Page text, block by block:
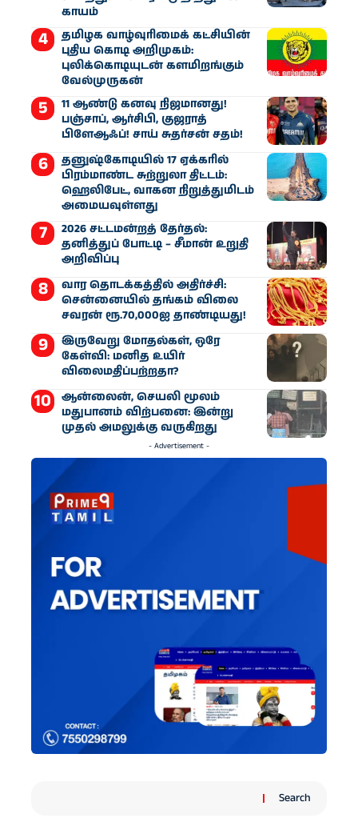
காயம்
தமிழக வாழ்வுரிமைக் கட்சியின்
புதிய கொடி அறிமுகம்:
புலிக்கொடியுடன் களமிறங்கும்
வேல்முருகன்
11 ஆண்டு கனவு நிஜமானது!
பஞ்சாப், ஆர்சிபி, குஜராத்
பிளேஆஃப்! சாய் சுதர்சன் சதம்!
தனுஷ்கோடியில் 17 ஏக்கரில்
பிரம்மாண்ட சுற்றுலா திட்டம்:
ஹெலிபேட், வாகன நிறுத்துமிடம்
அமையவுள்ளது
2026 சட்டமன்றத் தேர்தல்:
தனித்துப் போட்டி – சீமான் உறுதி
அறிவிப்பு
வார தொடக்கத்தில் அதிர்ச்சி:
சென்னையில் தங்கம் விலை
சவரன் ரூ.70,000ஐ தாண்டியது!
இருவேறு மோதல்கள், ஒரே
கேள்வி: மனித உயிர்
விலைமதிப்பற்றதா?
ஆன்லைன், செயலி மூலம்
மதுபானம் விற்பனை: இன்று
முதல் அமலுக்கு வருகிறது
- Advertisement -
Search